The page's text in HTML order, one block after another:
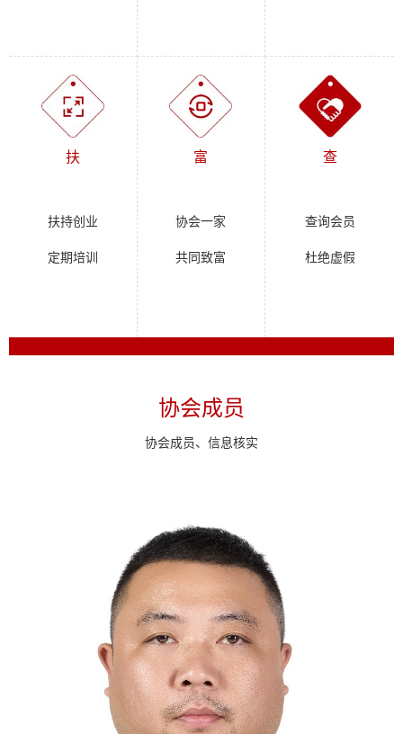
扶
扶持创业
定期培训
富
协会一家
共同致富
查
查询会员
杜绝虚假
协会成员
协会成员、信息核实